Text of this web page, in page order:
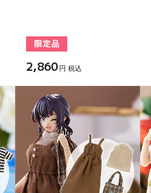
2,860 円 税込